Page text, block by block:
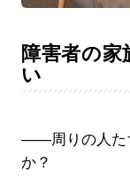
障害者の
い
――周りの人た
か？